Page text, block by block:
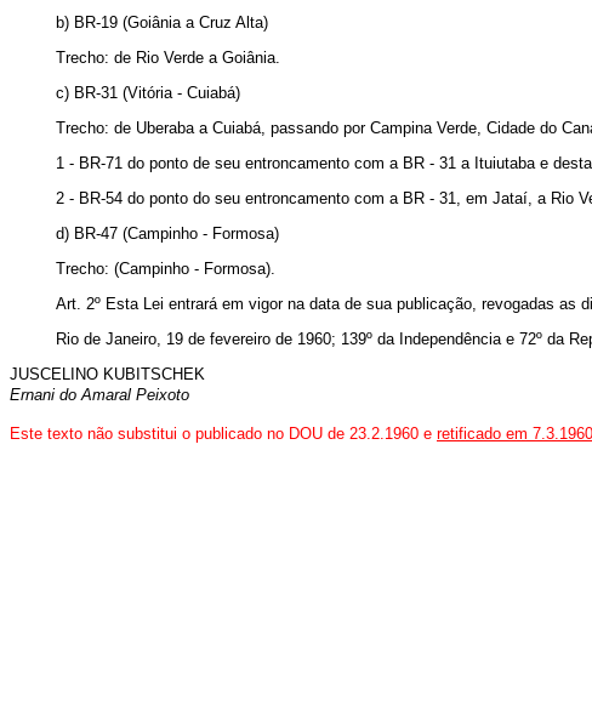
b) BR-19 (Goiânia a Cruz Alta)
Trecho: de Rio Verde a Goiânia.
c) BR-31 (Vitória - Cuiabá)
Trecho: de Uberaba a Cuiabá, passando por Campina Verde, Cidade do
1 - BR-71 do ponto de seu entroncamento com a BR - 31 a Ituiutaba e
2 - BR-54 do ponto do seu entroncamento com a BR - 31, em Jataí, a Rio
d) BR-47 (Campinho - Formosa)
Trecho: (Campinho - Formosa).
Art. 2º Esta Lei entrará em vigor na data de sua publicação, revogadas as
Rio de Janeiro, 19 de fevereiro de 1960; 139º da Independência e 72º da
JUSCELINO KUBITSCHEK
Ernani do Amaral Peixoto
Este texto não substitui o publicado no DOU de 23.2.1960 e retificado em 7.3.1960